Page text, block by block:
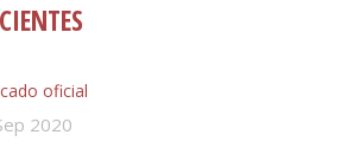
oficial
2020